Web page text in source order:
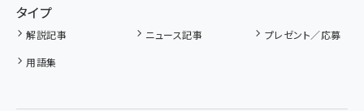
タイプ
解説記事 ニュース記事
プレゼント／応募
用語集